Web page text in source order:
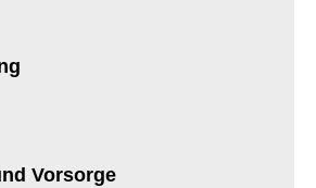
Vorsorge